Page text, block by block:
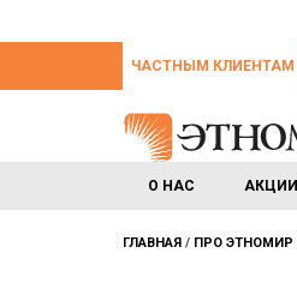
ЧАСТНЫМ КЛИЕНТАМ
О НАС АКЦИИ
ГЛАВНАЯ ПРО ЭТНОМИР